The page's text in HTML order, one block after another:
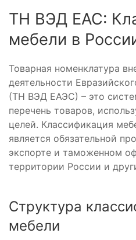
ТН ВЭД ЕАС:
мебели в
Товарная номенклатура
деятельности
(ТН ВЭД ЕАЭС) – это
перечень товаров,
целей. Классификация
является обязательной
экспорте и таможенном
территории России и
Структура
мебели